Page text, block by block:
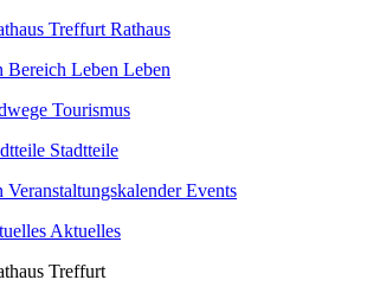
Rathaus
Leben
Tourismus
Stadtteile
Events
Aktuelles